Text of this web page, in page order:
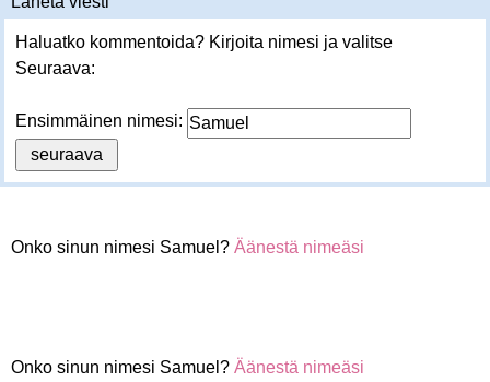
Haluatko kommentoida? Kirjoita nimesi ja valitse
Seuraava:
Ensimmäinen nimesi:
Onko sinun nimesi Samuel? Äänestä nimeäsi
Onko sinun nimesi Samuel? Äänestä nimeäsi